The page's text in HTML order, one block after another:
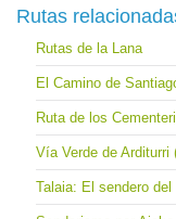
Rutas
Rutas de la Lana
El Camino de
Ruta de los
Vía Verde de Arditurri
Talaia: El sendero